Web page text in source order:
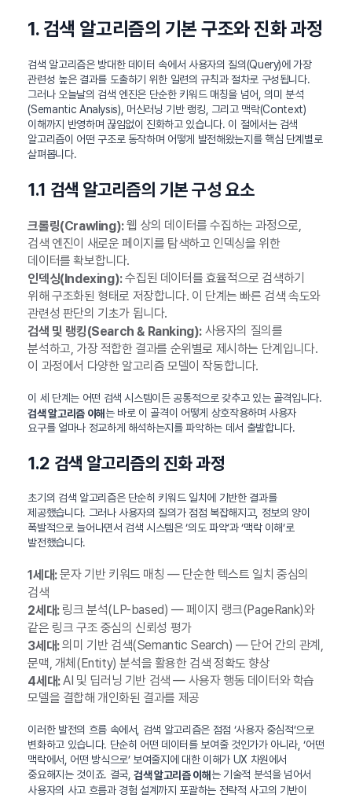
1. 검색 알고리즘의 기본 구조와 진화 과정
검색 알고리즘은 방대한 데이터 속에서 사용자의 질의(Query)에 가장
관련성 높은 결과를 도출하기 위한 일련의 규칙과 절차로 구성됩니다.
그러나 오늘날의 검색 엔진은 단순한 키워드 매칭을 넘어, 의미 분석
(Semantic Analysis), 머신러닝 기반 랭킹, 그리고 맥락(Context)
이해까지 반영하며 끊임없이 진화하고 있습니다. 이 절에서는 검색
알고리즘이 어떤 구조로 동작하며 어떻게 발전해왔는지를 핵심 단계별로
살펴봅니다.
1.1 검색 알고리즘의 기본 구성 요소
크롤링(Crawling):웹 상의 데이터를 수집하는 과정으로,
검색 엔진이 새로운 페이지를 탐색하고 인덱싱을 위한
데이터를 확보합니다.
인덱싱(Indexing):수집된 데이터를 효율적으로 검색하기
위해 구조화된 형태로 저장합니다. 이 단계는 빠른 검색 속도와
관련성 판단의 기초가 됩니다.
검색 및 랭킹(Search & Ranking):사용자의 질의를
분석하고, 가장 적합한 결과를 순위별로 제시하는 단계입니다.
이 과정에서 다양한 알고리즘 모델이 작동합니다.
이 세 단계는 어떤 검색 시스템이든 공통적으로 갖추고 있는 골격입니다.
검색 알고리즘 이해는 바로 이 골격이 어떻게 상호작용하며 사용자
요구를 얼마나 정교하게 해석하는지를 파악하는 데서 출발합니다.
1.2 검색 알고리즘의 진화 과정
초기의 검색 알고리즘은 단순히 키워드 일치에 기반한 결과를
제공했습니다. 그러나 사용자의 질의가 점점 복잡해지고, 정보의 양이
폭발적으로 늘어나면서 검색 시스템은 ‘의도 파악’과 ‘맥락 이해’로
발전했습니다.
1세대:문자 기반 키워드 매칭 — 단순한 텍스트 일치 중심의
검색
2세대:링크 분석(LP-based) — 페이지 랭크(PageRank)와
같은 링크 구조 중심의 신뢰성 평가
3세대:의미 기반 검색(Semantic Search) — 단어 간의 관계,
문맥, 개체(Entity) 분석을 활용한 검색 정확도 향상
4세대:AI 및 딥러닝 기반 검색 — 사용자 행동 데이터와 학습
모델을 결합해 개인화된 결과를 제공
이러한 발전의 흐름 속에서, 검색 알고리즘은 점점 ‘사용자 중심적’으로
변화하고 있습니다. 단순히 어떤 데이터를 보여줄 것인가가 아니라, ‘어떤
맥락에서, 어떤 방식으로’ 보여줄지에 대한 이해가 UX 차원에서
중요해지는 것이죠. 결국,검색 알고리즘 이해 는 기술적 분석을 넘어서
사용자의 사고 흐름과 경험 설계까지 포괄하는 전략적 사고의 기반이